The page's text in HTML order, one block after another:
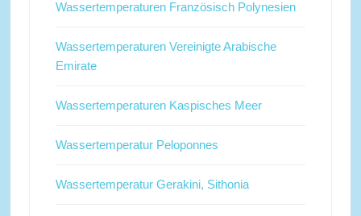
Wassertemperaturen Französisch Polynesien
Wassertemperaturen Vereinigte Arabische
Emirate
Wassertemperaturen Kaspisches Meer
Wassertemperatur Peloponnes
Wassertemperatur Gerakini, Sithonia